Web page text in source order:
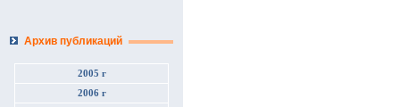
Архив публикаций
2005 г
2006 г